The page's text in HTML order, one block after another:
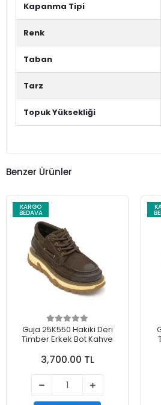
Kapanma Tipi
Renk
Taban
Tarz
Topuk Yüksekliği
Benzer Ürünler
KARGO
BEDAVA
Guja 25K550 Hakiki Deri
Timber Erkek Bot Kahve
3,700.00 TL